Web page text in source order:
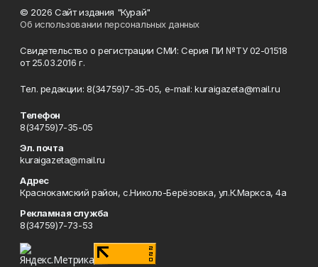
© 2026 Сайт издания "Курай"
Об использовании персональных данных
Свидетельство о регистрации СМИ: Серия ПИ №ТУ 02-01518
от 25.03.2016 г.
Тел. редакции: 8(34759)7-35-05, e-mail: kuraigazeta@mail.ru
Телефон
8(34759)7-35-05
Эл. почта
kuraigazeta@mail.ru
Адрес
Краснокамский район, с.Николо-Берёзовка, ул.К.Маркса, 4а
Рекламная служба
8(34759)7-73-53